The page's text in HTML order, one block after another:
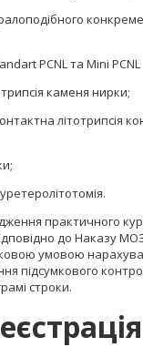
PCNL та Mini PCNL
каменя нирки;
літотрипсія
практичного
до Наказу
умовою
підсумкового
строки.